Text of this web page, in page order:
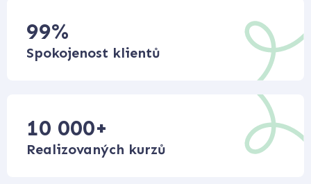
99%
Spokojenost klientů
10 000+
Realizovaných kurzů